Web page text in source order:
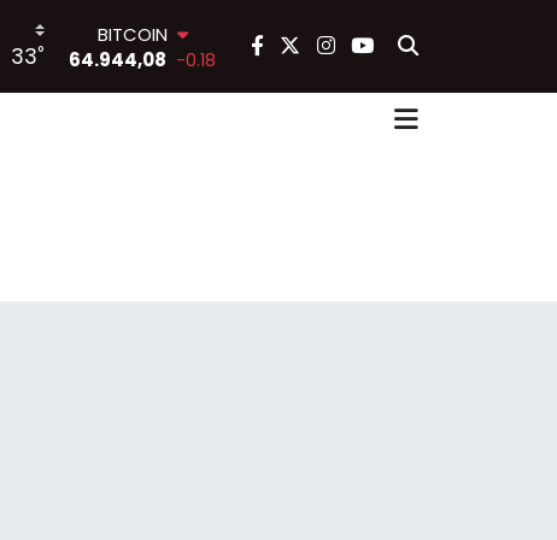
33°
64.944,08
DOLAR
47,7436
0.18
EURO